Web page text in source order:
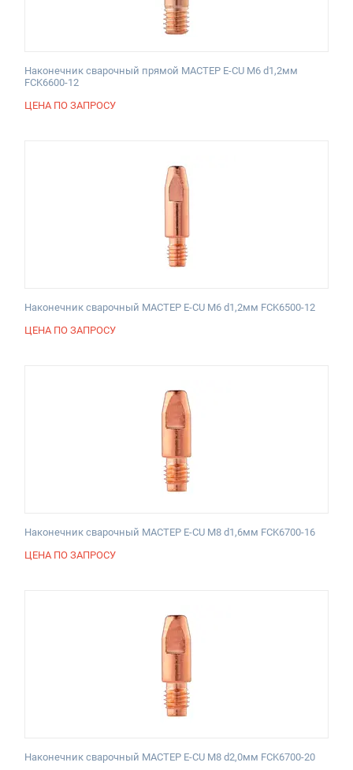
Наконечник сварочный прямой МАСТЕР E-CU М6 d1,2мм
FCK6600-12
ЦЕНА ПО ЗАПРОСУ
Наконечник сварочный МАСТЕР E-CU М6 d1,2мм FCK6500-12
ЦЕНА ПО ЗАПРОСУ
Наконечник сварочный МАСТЕР E-CU М8 d1,6мм FCK6700-16
ЦЕНА ПО ЗАПРОСУ
Наконечник сварочный МАСТЕР E-CU М8 d2,0мм FCK6700-20